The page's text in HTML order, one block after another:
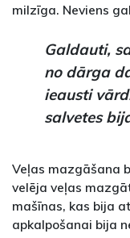
milzīga. Neviens
Galdauti,
no dārga
ieausti
salvetes
Veļas mazgāšana
velēja veļas
mašīnas, kas bija
apkalpošanai bija